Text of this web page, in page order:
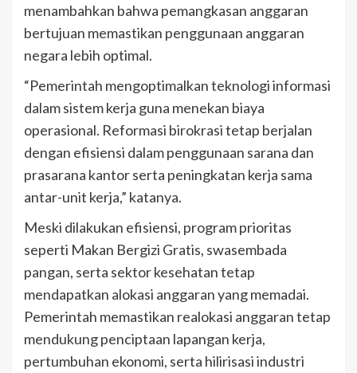
menambahkan bahwa pemangkasan anggaran
bertujuan memastikan penggunaan anggaran
negara lebih optimal.
“Pemerintah mengoptimalkan teknologi informasi
dalam sistem kerja guna menekan biaya
operasional. Reformasi birokrasi tetap berjalan
dengan efisiensi dalam penggunaan sarana dan
prasarana kantor serta peningkatan kerja sama
antar-unit kerja,” katanya.
Meski dilakukan efisiensi, program prioritas
seperti Makan Bergizi Gratis, swasembada
pangan, serta sektor kesehatan tetap
mendapatkan alokasi anggaran yang memadai.
Pemerintah memastikan realokasi anggaran tetap
mendukung penciptaan lapangan kerja,
pertumbuhan ekonomi, serta hilirisasi industri